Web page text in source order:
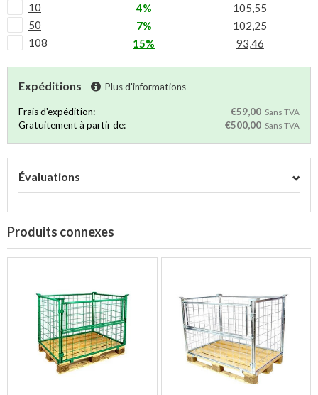
10 4%
105,55
50
7%
102,25
108
15% 93,46
Expéditions Plus d'informations
Frais d'expédition: €59,00 Sans TVA
Gratuitement à partir de: €500,00 Sans TVA
Évaluations
Produits connexes